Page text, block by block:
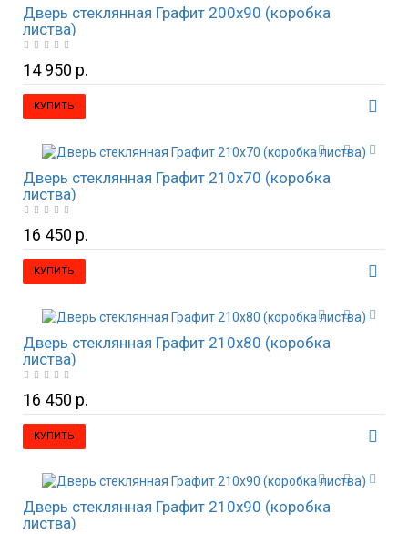
Дверь стеклянная Графит 200х90 (коробка
листва)
14 950 р.
КУПИТЬ
Дверь стеклянная Графит 210х70 (коробка
листва)
16 450 р.
КУПИТЬ
Дверь стеклянная Графит 210х80 (коробка
листва)
16 450 р.
КУПИТЬ
Дверь стеклянная Графит 210х90 (коробка
листва)